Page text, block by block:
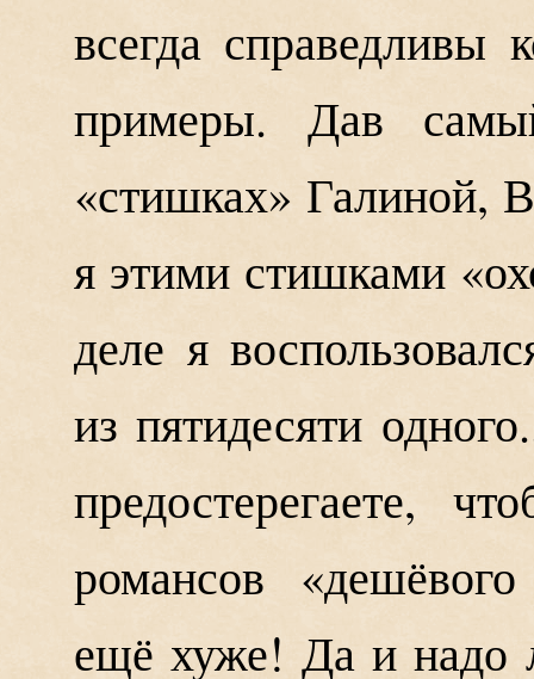
всегда
примеры. Дав
«стишках» Галиной,
я этими стишками
деле я
из пятидесяти
предостерегаете,
романсов
ещё хуже! Да и надо